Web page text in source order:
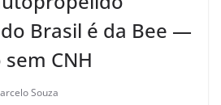
Brasil é da Bee —
CNH
Souza